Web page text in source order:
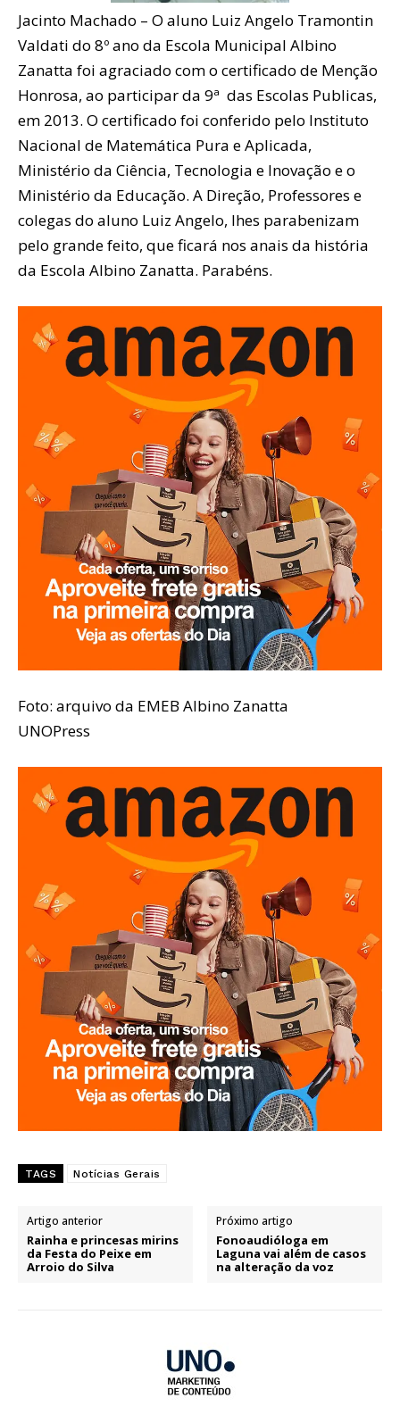
Jacinto Machado – O aluno Luiz Angelo Tramontin
Valdati do 8º ano da Escola Municipal Albino
Zanatta foi agraciado com o certificado de Menção
Honrosa, ao participar da 9ª das Escolas Publicas,
em 2013. O certificado foi conferido pelo Instituto
Nacional de Matemática Pura e Aplicada,
Ministério da Ciência, Tecnologia e Inovação e o
Ministério da Educação. A Direção, Professores e
colegas do aluno Luiz Angelo, lhes parabenizam
pelo grande feito, que ficará nos anais da história
da Escola Albino Zanatta. Parabéns.
Foto: arquivo da EMEB Albino Zanatta
UNOPress
TAGS Notícias Gerais
Artigo anterior
Rainha e princesas mirins
da Festa do Peixe em
Arroio do Silva
Próximo artigo
Fonoaudióloga em
Laguna vai além de casos
na alteração da voz